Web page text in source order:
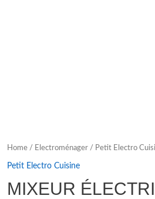
Home / Electroménager / Petit Electro
Petit Electro Cuisine
MIXEUR